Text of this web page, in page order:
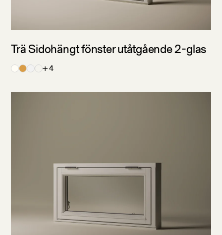
Trä Sidohängt fönster utåtgående 2-glas
+ 4